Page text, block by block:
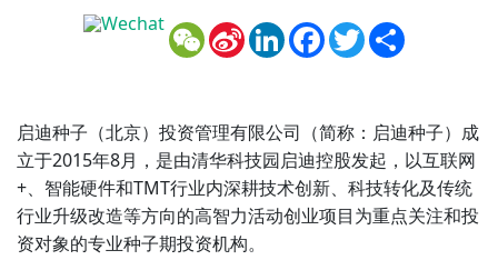
WeChat
Sina
Weibo
LinkedInFacebook
Twitter
启迪种子（北京）投资管理有限公司（简称：启迪种子）成
立于2015年8月，是由清华科技园启迪控股发起，以互联网
+、智能硬件和TMT行业内深耕技术创新、科技转化及传统
行业升级改造等方向的高智力活动创业项目为重点关注和投
资对象的专业种子期投资机构。